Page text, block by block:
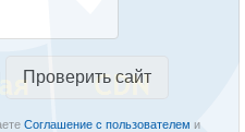
Проверить сайт
Соглашение с пользователем и